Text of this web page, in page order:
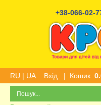
+38-066-02-
RU | UA Вхід | Кошик